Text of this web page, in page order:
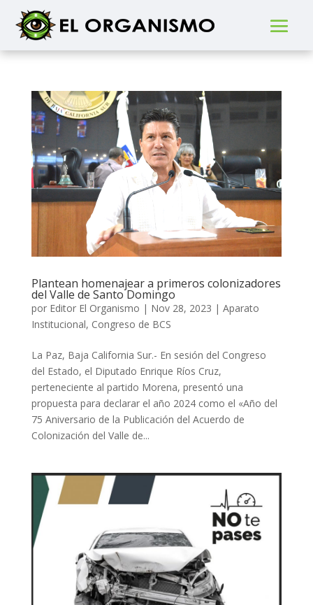
Plantean homenajear a primeros colonizadores
del Valle de Santo Domingo
por Editor El Organismo | Nov 28, 2023 | Aparato
Institucional, Congreso de BCS
La Paz, Baja California Sur.- En sesión del Congreso
del Estado, el Diputado Enrique Ríos Cruz,
perteneciente al partido Morena, presentó una
propuesta para declarar el año 2024 como el «Año del
75 Aniversario de la Publicación del Acuerdo de
Colonización del Valle de...